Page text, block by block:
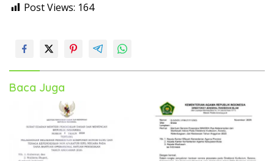
Post Views: 164
Baca Juga